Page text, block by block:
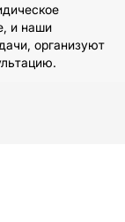
и наши
организуют